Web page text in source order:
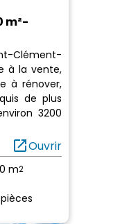
m²-
Clément-
à la vente,
à rénover,
de plus
3200
open_in_newOuvrir
m2